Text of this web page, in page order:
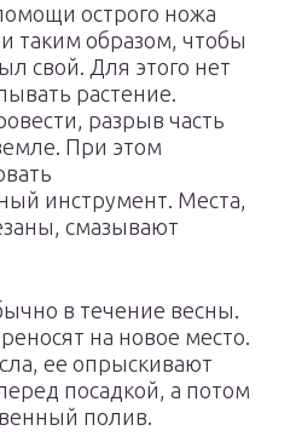
острого ножа
таким образом, чтобы
свой. Для этого нет
растение.
разрыв часть
При этом
инструмент. Места,
смазывают
в течение весны.
на новое место.
ее опрыскивают
посадкой, а потом
полив.